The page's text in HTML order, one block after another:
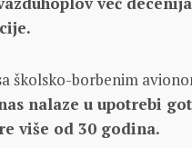
školsko-borbenim
nalaze u upotrebi
više od 30 godina.